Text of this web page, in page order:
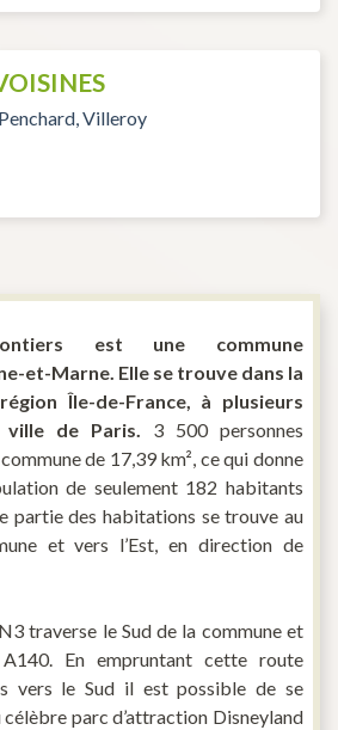
Villeroy
est une commune
et-Marne. Elle se trouve dans la
Île-de-France, à plusieurs
de Paris. 3 500 personnes
de 17,39 km², ce qui donne
de seulement 182 habitants
partie des habitations se trouve au
et vers l’Est, en direction de
traverse le Sud de la commune et
En empruntant cette route
vers le Sud il est possible de se
parc d’attraction Disneyland